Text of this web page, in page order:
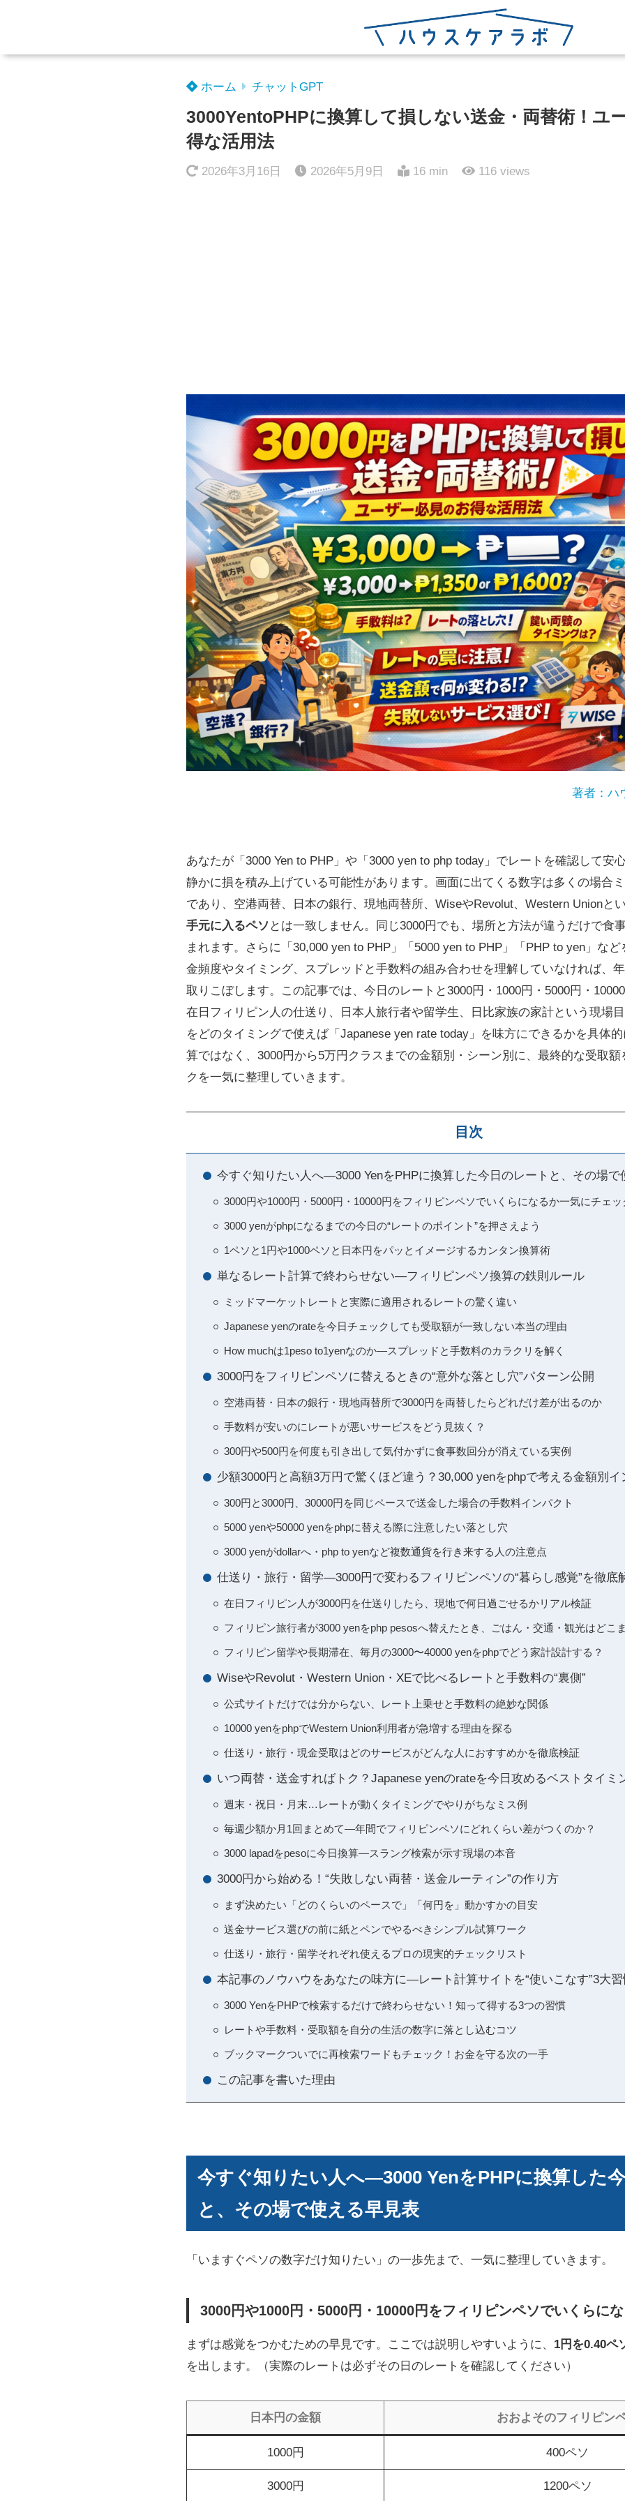
ホーム チャットGPT
3000YentoPHPに換算して損しない送金・両替術！ユ
得な活用法
2026年3月16日 2026年5月9日 16 min 116 views
著者：ハ
あなたが「3000 Yen to PHP」や「3000 yen to php today」でレートを確認して安
静かに損を積み上げている可能性があります。画面に出てくる数字は多くの場合
であり、空港両替、日本の銀行、現地両替所、WiseやRevolut、Western Unionと
手元に入るペソ とは一致しません。同じ3000円でも、場所と方法が違うだけで食
まれます。さらに「30,000 yen to PHP」「5000 yen to PHP」「PHP to yen」な
金頻度やタイミング、スプレッドと手数料の組み合わせを理解していなければ、
取りこぼします。この記事では、今日のレートと3000円・1000円・5000円・
在日フィリピン人の仕送り、日本人旅行者や留学生、日比家族の家計という現場
をどのタイミングで使えば「Japanese yen rate today」を味方にできるかを具体
算ではなく、3000円から5万円クラスまでの金額別・シーン別に、最終的な受取額
クを一気に整理していきます。
目次
今すぐ知りたい人へ―3000 YenをPHPに換算した今日のレートと、その場で
3000円や1000円・5000円・10000円をフィリピンペソでいくらになるか一気にチェッ
3000 yenがphpになるまでの今日の“レートのポイント”を押さえよう
1ペソと1円や1000ペソと日本円をパッとイメージするカンタン換算術
単なるレート計算で終わらせない―フィリピンペソ換算の鉄則ルール
ミッドマーケットレートと実際に適用されるレートの驚く違い
Japanese yenのrateを今日チェックしても受取額が一致しない本当の理由
How muchは1peso to1yenなのか―スプレッドと手数料のカラクリを解く
3000円をフィリピンペソに替えるときの“意外な落とし穴”パターン公開
空港両替・日本の銀行・現地両替所で3000円を両替したらどれだけ差が出るのか
手数料が安いのにレートが悪いサービスをどう見抜く？
300円や500円を何度も引き出して気付かずに食事数回分が消えている実例
少額3000円と高額3万円で驚くほど違う？30,000 yenをphpで考える金額別イ
300円と3000円、30000円を同じペースで送金した場合の手数料インパクト
5000 yenや50000 yenをphpに替える際に注意したい落とし穴
3000 yenがdollarへ・php to yenなど複数通貨を行き来する人の注意点
仕送り・旅行・留学―3000円で変わるフィリピンペソの“暮らし感覚”を徹底
在日フィリピン人が3000円を仕送りしたら、現地で何日過ごせるかリアル検証
フィリピン旅行者が3000 yenをphp pesosへ替えたとき、ごはん・交通・観光はどこ
フィリピン留学や長期滞在、毎月の3000〜40000 yenをphpでどう家計設計する？
WiseやRevolut・Western Union・XEで比べるレートと手数料の“裏側”
公式サイトだけでは分からない、レート上乗せと手数料の絶妙な関係
10000 yenをphpでWestern Union利用者が急増する理由を探る
仕送り・旅行・現金受取はどのサービスがどんな人におすすめかを徹底検証
いつ両替・送金すればトク？Japanese yenのrateを今日攻めるベストタイミ
週末・祝日・月末…レートが動くタイミングでやりがちなミス例
毎週少額か月1回まとめて―年間でフィリピンペソにどれくらい差がつくのか？
3000 lapadをpesoに今日換算―スラング検索が示す現場の本音
3000円から始める！“失敗しない両替・送金ルーティン”の作り方
まず決めたい「どのくらいのペースで」「何円を」動かすかの目安
送金サービス選びの前に紙とペンでやるべきシンプル試算ワーク
仕送り・旅行・留学それぞれ使えるプロの現実的チェックリスト
本記事のノウハウをあなたの味方に―レート計算サイトを“使いこなす”3大
3000 YenをPHPで検索するだけで終わらせない！知って得する3つの習慣
レートや手数料・受取額を自分の生活の数字に落とし込むコツ
ブックマークついでに再検索ワードもチェック！お金を守る次の一手
この記事を書いた理由
今すぐ知りたい人へ―3000 YenをPHPに換算した
と、その場で使える早見表
「いますぐペソの数字だけ知りたい」の一歩先まで、一気に整理していきます。
3000円や1000円・5000円・10000円をフィリピンペソでいくらに
まずは感覚をつかむための早見です。ここでは説明しやすいように、 1円を0.40ペ
を出します。（実際のレートは必ずその日のレートを確認してください）
日本円の金額 おおよそのフィリピン
1000円 400ペソ
3000円 1200ペソ